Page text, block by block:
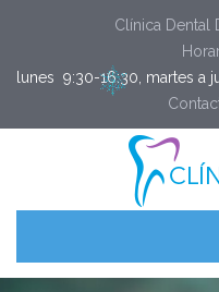
Clínica Dental
lunes  9:30-16:30, martes a